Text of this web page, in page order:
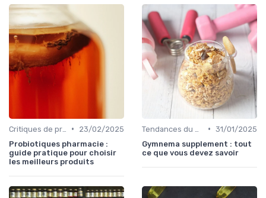
•
23/02/2025
Probiotiques pharmacie :
guide pratique pour choisir
les meilleurs produits
• 31/01/2025
Gymnema supplement : tout
ce que vous devez savoir